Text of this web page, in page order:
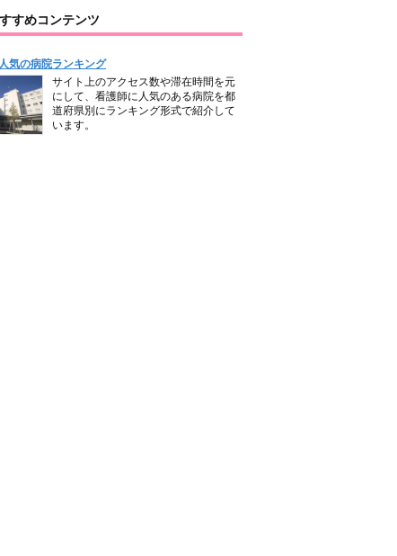
すめコンテンツ
気の病院ランキング
サイト上のアクセス数や滞在時間を元
にして、看護師に人気のある病院を都
道府県別にランキング形式で紹介して
います。